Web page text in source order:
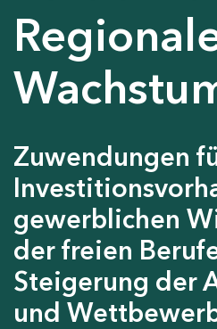
Zuwendungen
gewerblichen
der freien
Steigerung der
und